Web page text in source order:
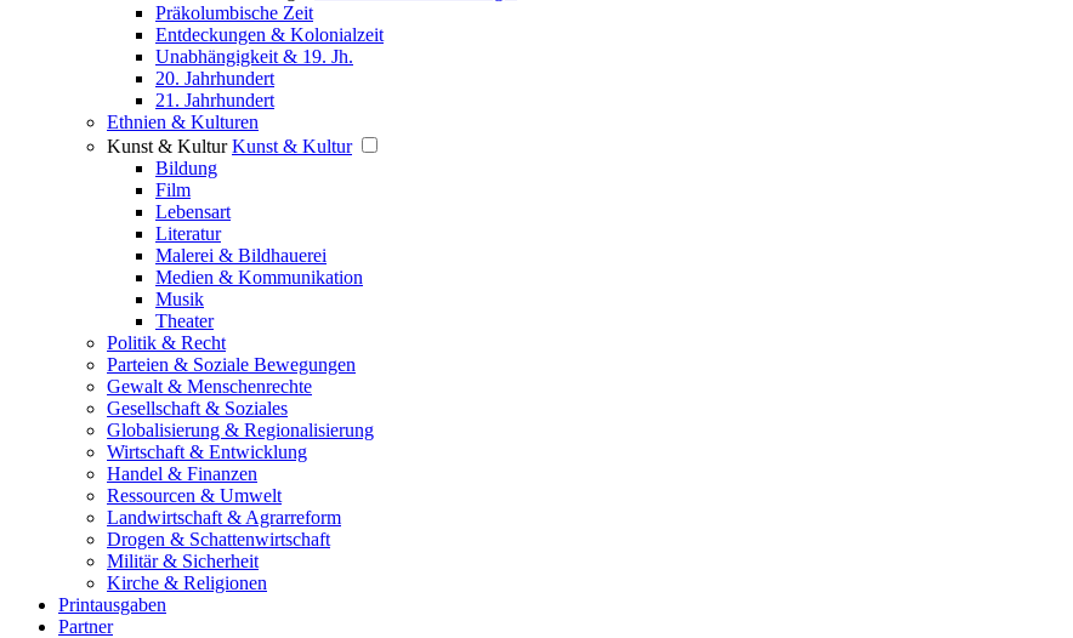
Präkolumbische Zeit
Entdeckungen & Kolonialzeit
Unabhängigkeit & 19. Jh.
20. Jahrhundert
21. Jahrhundert
Ethnien & Kulturen
Kunst & Kultur Kunst & Kultur
Bildung
Film
Lebensart
Literatur
Malerei & Bildhauerei
Medien & Kommunikation
Musik
Theater
Politik & Recht
Parteien & Soziale Bewegungen
Gewalt & Menschenrechte
Gesellschaft & Soziales
Globalisierung & Regionalisierung
Wirtschaft & Entwicklung
Handel & Finanzen
Ressourcen & Umwelt
Landwirtschaft & Agrarreform
Drogen & Schattenwirtschaft
Militär & Sicherheit
Kirche & Religionen
Printausgaben
Partner